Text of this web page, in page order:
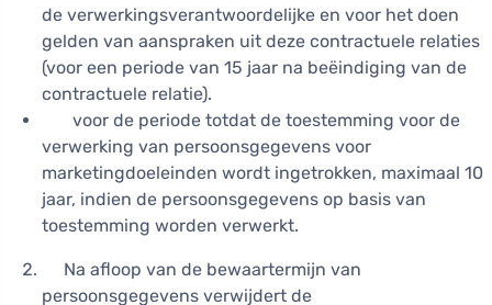
de verwerkingsverantwoordelijke en voor het doen
gelden van aanspraken uit deze contractuele relaties
(voor een periode van 15 jaar na beëindiging van de
contractuele relatie).
voor de periode totdat de toestemming voor de
verwerking van persoonsgegevens voor
marketingdoeleinden wordt ingetrokken, maximaal 10
jaar, indien de persoonsgegevens op basis van
toestemming worden verwerkt.
Na afloop van de bewaartermijn van
persoonsgegevens verwijdert de